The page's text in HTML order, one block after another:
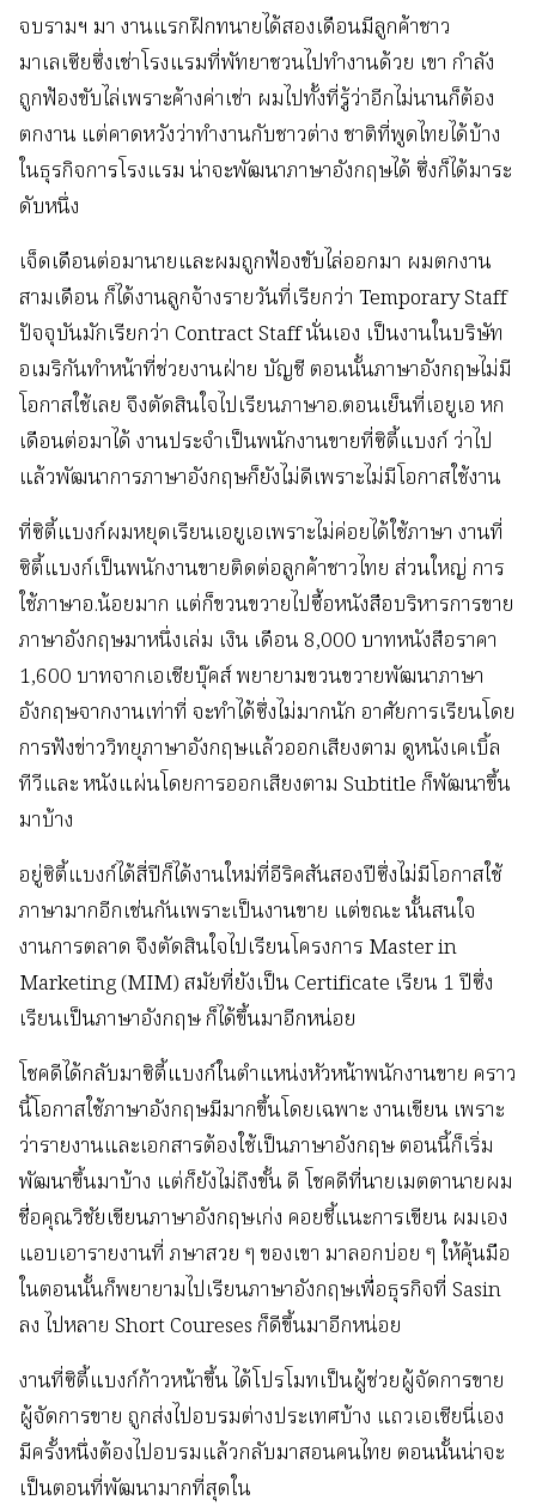
จบรามฯ มา งานแรกฝึกทนายได้สองเดือนมีลูกค้าชาว
มาเลเซียซึ่งเช่าโรงแรมที่พัทยาชวนไปทำงานด้วย เขา กำลัง
ถูกฟ้องขับไล่เพราะค้างค่าเช่า ผมไปทั้งที่รู้ว่าอีกไม่นานก็ต้อง
ตกงาน แต่คาดหวังว่าทำงานกับชาวต่าง ชาติที่พูดไทยได้บ้าง
ในธุรกิจการโรงแรม น่าจะพัฒนาภาษาอังกฤษได้ ซึ่งก็ได้มาระ
ดับหนึ่ง
เจ็ดเดือนต่อมานายและผมถูกฟ้องขับไล่ออกมา ผมตกงาน
สามเดือน ก็ได้งานลูกจ้างรายวันที่เรียกว่า Temporary Staff
ปัจจุบันมักเรียกว่า Contract Staff นั่นเอง เป็นงานในบริษัท
อเมริกันทำหน้าที่ช่วยงานฝ่าย บัญชี ตอนนั้นภาษาอังกฤษไม่มี
โอกาสใช้เลย จึงตัดสินใจไปเรียนภาษาอ.ตอนเย็นที่เอยูเอ หก
เดือนต่อมาได้ งานประจำเป็นพนักงานขายที่ซิตี้แบงก์ ว่าไป
แล้วพัฒนาการภาษาอังกฤษก็ยังไม่ดีเพราะไม่มีโอกาสใช้งาน
ที่ซิตี้แบงก์ผมหยุดเรียนเอยูเอเพราะไม่ค่อยได้ใช้ภาษา งานที่
ซิตี้แบงก์เป็นพนักงานขายติดต่อลูกค้าชาวไทย ส่วนใหญ่ การ
ใช้ภาษาอ.น้อยมาก แต่ก็ขวนขวายไปซื้อหนังสือบริหารการขาย
ภาษาอังกฤษมาหนึ่งเล่ม เงิน เดือน 8,000 บาทหนังสือราคา
1,600 บาทจากเอเชียบุ๊คส์ พยายามขวนขวายพัฒนาภาษา
อังกฤษจากงานเท่าที่ จะทำได้ซึ่งไม่มากนัก อาศัยการเรียนโดย
การฟังข่าววิทยุภาษาอังกฤษแล้วออกเสียงตาม ดูหนังเคเบิ้ล
ทีวีและ หนังแผ่นโดยการออกเสียงตาม Subtitle ก็พัฒนาขึ้น
มาบ้าง
อยู่ซิตี้แบงก์ได้สี่ปีก็ได้งานใหม่ที่อีริคสันสองปีซึ่งไม่มีโอกาสใช้
ภาษามากอีกเช่นกันเพราะเป็นงานขาย แต่ขณะ นั้นสนใจ
งานการตลาด จึงตัดสินใจไปเรียนโครงการ Master in
Marketing (MIM) สมัยที่ยังเป็น Certificate เรียน 1 ปีซึ่ง
เรียนเป็นภาษาอังกฤษ ก็ได้ขึ้นมาอีกหน่อย
โชคดีได้กลับมาซิตี้แบงก์ในตำแหน่งหัวหน้าพนักงานขาย คราว
นี้โอกาสใช้ภาษาอังกฤษมีมากขึ้นโดยเฉพาะ งานเขียน เพราะ
ว่ารายงานและเอกสารต้องใช้เป็นภาษาอังกฤษ ตอนนี้ก็เริ่ม
พัฒนาขึ้นมาบ้าง แต่ก็ยังไม่ถึงขั้น ดี โชคดีที่นายเมตตานายผม
ชื่อคุณวิชัยเขียนภาษาอังกฤษเก่ง คอยชี้แนะการเขียน ผมเอง
แอบเอารายงานที่ ภษาสวย ๆ ของเขา มาลอกบ่อย ๆ ให้คุ้นมือ
ในตอนนั้นก็พยายามไปเรียนภาษาอังกฤษเพื่อธุรกิจที่ Sasin
ลง ไปหลาย Short Coureses ก็ดีขึ้นมาอีกหน่อย
งานที่ซิตี้แบงก์ก้าวหน้าขึ้น ได้โปรโมทเป็นผู้ช่วยผู้จัดการขาย
ผู้จัดการขาย ถูกส่งไปอบรมต่างประเทศบ้าง แถวเอเชียนี่เอง
มีครั้งหนึ่งต้องไปอบรมแล้วกลับมาสอนคนไทย ตอนนั้นน่าจะ
เป็นตอนที่พัฒนามากที่สุดใน